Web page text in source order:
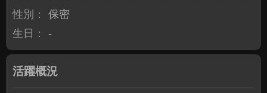
性別：
保密
生日：
-
活躍概況